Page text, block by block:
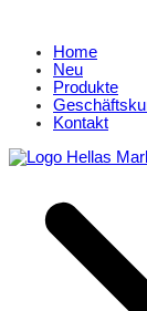
Home
Neu
Produkte
Kontakt